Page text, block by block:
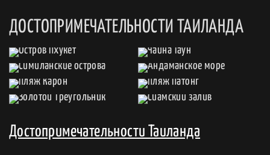
ДОСТОПРИМЕЧАТЕЛЬНОСТИ ТАИЛАНДА
Достопримечательности Таиланда